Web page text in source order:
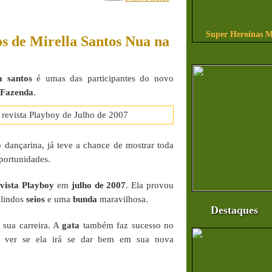
de Mirella Santos Nua na
santosé umas das participantes do novo
.
já teve a chance de mostrar toda
Playboyem julho de 2007. Ela provou
seios e uma bunda maravilhosa.
carreira. Agata também faz sucesso no
ver se ela irá se dar bem em sua nova
Super Heroínas
Destaques